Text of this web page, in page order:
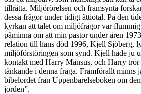
tillrätta. Miljörörelsen och framsynta
dessa frågor under tidigt åttiotal. På den
kyrkan att talet om miljöfrågor var
påminna om att min pastor under åren
relation till hans död 1996, Kjell Sjöberg,
miljöförstöringen som synd. Kjell hade ju
kontakt med Harry Månsus, och Harry
tänkande i denna fråga. Framförallt minns
bibelordet från Uppenbarelseboken om
jorden”.